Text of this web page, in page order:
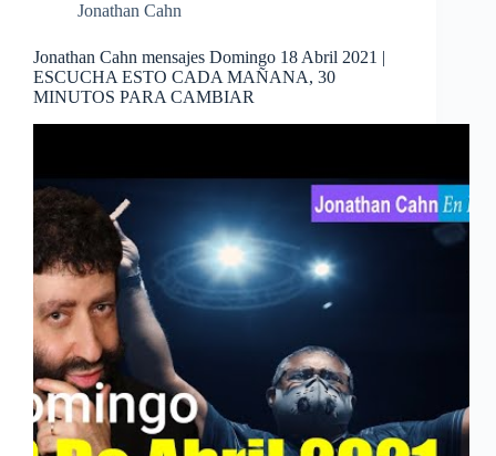
Jonathan Cahn
Jonathan Cahn mensajes Domingo 18 Abril 2021 |
ESCUCHA ESTO CADA MAÑANA, 30
MINUTOS PARA CAMBIAR